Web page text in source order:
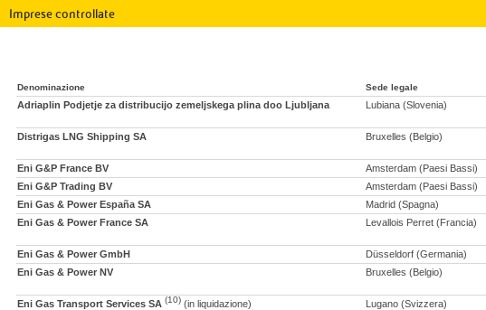
Imprese controllate
Denominazione Sede legale
Adriaplin Podjetje za distribucijo zemeljskega plina doo Ljubljana Lubiana (Slovenia)
Distrigas LNG Shipping SA Bruxelles (Belgio)
Eni G&P France BV Amsterdam (Paesi Bassi)
Eni G&P Trading BV
Amsterdam (Paesi Bassi)
Eni Gas & Power España SA
Madrid (Spagna)
Eni Gas & Power France SA
Levallois Perret (Francia)
Eni Gas & Power GmbH Düsseldorf (Germania)
Eni Gas & Power NV
Bruxelles (Belgio)
Eni Gas Transport Services SA (10)(in liquidazione) Lugano (Svizzera)